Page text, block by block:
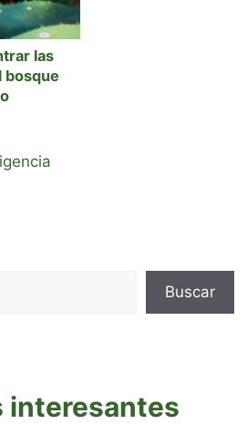
las
bosque
Buscar
interesantes